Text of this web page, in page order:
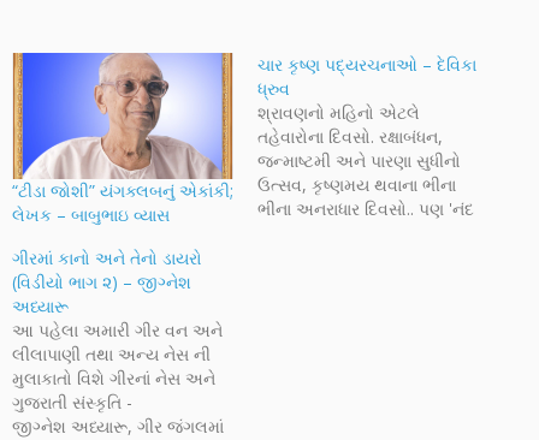
“ટીડા જોશી” યંગક્લબનું એકાંકી;
લેખક – બાબુભાઇ વ્યાસ
ચાર કૃષ્ણ પદ્યરચનાઓ – દેવિકા
ધ્રુવ
શ્રાવણનો મહિનો એટલે
તહેવારોના દિવસો. રક્ષાબંધન,
જન્માષ્ટમી અને પારણા સુધીનો
ઉત્સવ, કૃષ્ણમય થવાના ભીના
ભીના અનરાધાર દિવસો.. પણ 'નંદ
ગીરમાં કાનો અને તેનો ડાયરો
(વિડીયો ભાગ ૨) – જીગ્નેશ
અધ્યારૂ
આ પહેલા અમારી ગીર વન અને
લીલાપાણી તથા અન્ય નેસ ની
મુલાકાતો વિશે ગીરનાં નેસ અને
ગુજરાતી સંસ્કૃતિ -
જીગ્નેશ અધ્યારૂ, ગીર જંગલમાં